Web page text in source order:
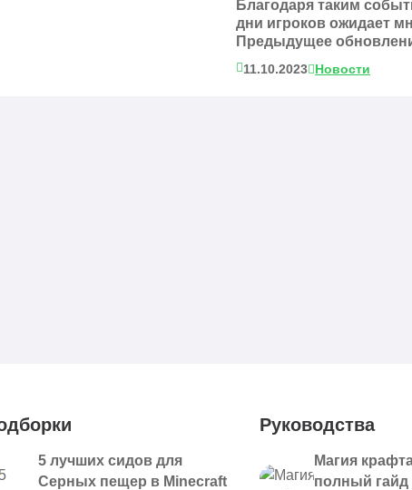
Благодаря таким
дни игроков ожидает
Предыдущее
11.10.2023 Новости
5 лучших сидов для
Серных пещер в Minecraft
Руководства
Магия
полный